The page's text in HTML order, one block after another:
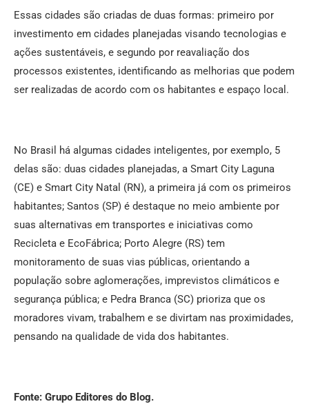
Essas cidades são criadas de duas formas: primeiro por
investimento em cidades planejadas visando tecnologias e
ações sustentáveis, e segundo por reavaliação dos
processos existentes, identificando as melhorias que podem
ser realizadas de acordo com os habitantes e espaço local.
No Brasil há algumas cidades inteligentes, por exemplo, 5
delas são: duas cidades planejadas, a Smart City Laguna
(CE) e Smart City Natal (RN), a primeira já com os primeiros
habitantes; Santos (SP) é destaque no meio ambiente por
suas alternativas em transportes e iniciativas como
Recicleta e EcoFábrica; Porto Alegre (RS) tem
monitoramento de suas vias públicas, orientando a
população sobre aglomerações, imprevistos climáticos e
segurança pública; e Pedra Branca (SC) prioriza que os
moradores vivam, trabalhem e se divirtam nas proximidades,
pensando na qualidade de vida dos habitantes.
Fonte: Grupo Editores do Blog.